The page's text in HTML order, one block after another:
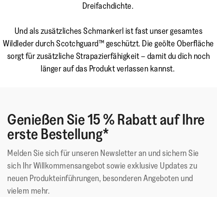
Dreifachdichte.
Und als zusätzliches Schmankerl ist fast unser gesamtes
Wildleder durch Scotchguard™ geschützt. Die geölte Oberfläche
sorgt für zusätzliche Strapazierfähigkeit – damit du dich noch
länger auf das Produkt verlassen kannst.
Genießen Sie 15 % Rabatt auf Ihre
erste Bestellung*
Melden Sie sich für unseren Newsletter an und sichern Sie
sich Ihr Willkommensangebot sowie exklusive Updates zu
neuen Produkteinführungen, besonderen Angeboten und
vielem mehr.